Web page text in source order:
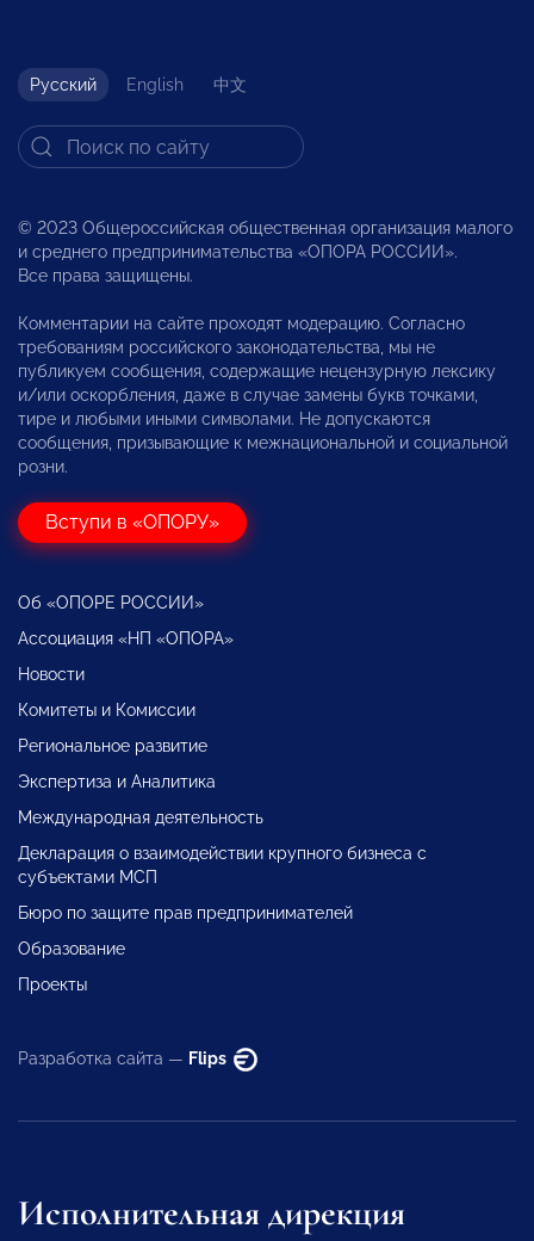
Русский English 中文
© 2023 Общероссийская общественная организация малого
и среднего предпринимательства «ОПОРА РОССИИ».
Все права защищены.
Комментарии на сайте проходят модерацию. Согласно
требованиям российского законодательства, мы не
публикуем сообщения, содержащие нецензурную лексику
и/или оскорбления, даже в случае замены букв точками,
тире и любыми иными символами. Не допускаются
сообщения, призывающие к межнациональной и социальной
розни.
Вступи в «ОПОРУ»
Об «ОПОРЕ РОССИИ»
Ассоциация «НП «ОПОРА»
Новости
Комитеты и Комиссии
Региональное развитие
Экспертиза и Аналитика
Международная деятельность
Декларация о взаимодействии крупного бизнеса с
субъектами МСП
Бюро по защите прав предпринимателей
Образование
Проекты
Разработка сайта — Flips
Исполнительная дирекция